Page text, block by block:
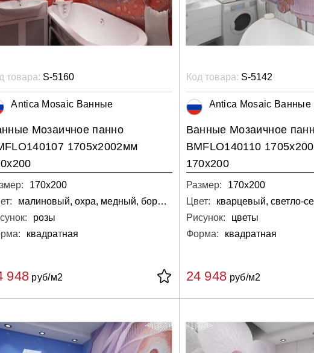
товара: S-5160
Antica Mosaic Ванные
Мозаичное панно
1705х2002мм
170х200
малиновый, охра, медный, бордовый, вишнёвый, коричневый, красный
розы
квадратная
948 руб/м2
Код товара: S-5142
Antica Mosaic Ванные
Ванные Мозаичное
BMFLO140110
170х200
Размер:
170х200
Цвет:
Рисунок:
цветы
Форма:
квадратная
24 948 руб/м2